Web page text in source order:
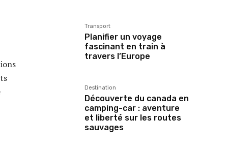
Transport
Planifier un voyage
fascinant en train à
travers l’Europe
Destination
Découverte du canada en
camping-car : aventure
et liberté sur les routes
sauvages